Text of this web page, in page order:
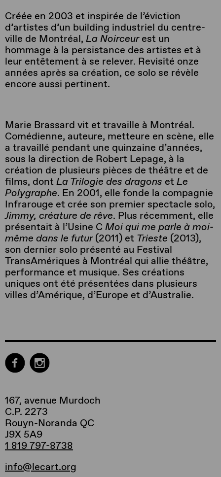
Créée en 2003 et inspirée de l’éviction
d’artistes d’un building industriel du centre-
ville de Montréal, La Noirceurest un
hommage à la persistance des artistes et à
leur entêtement à se relever. Revisité onze
années après sa création, ce solo se révèle
encore aussi pertinent.
Marie Brassard vit et travaille à Montréal.
Comédienne, auteure, metteure en scène, elle
a travaillé pendant une quinzaine d’années,
sous la direction de Robert Lepage, à la
création de plusieurs pièces de théâtre et de
films, dont La Trilogie des dragons et Le
Polygraphe. En 2001, elle fonde la compagnie
Infrarouge et crée son premier spectacle solo,
Jimmy, créature de rêve. Plus récemment, elle
présentait à l’Usine C Moi qui me parle à moi-
même dans le futur(2011) et Trieste (2013),
son dernier solo présenté au Festival
TransAmériques à Montréal qui allie théâtre,
performance et musique. Ses créations
uniques ont été présentées dans plusieurs
villes d’Amérique, d’Europe et d’Australie.
167, avenue Murdoch
C.P. 2273
Rouyn-Noranda QC
J9X 5A9
1 819 797-8738
info@lecart.org